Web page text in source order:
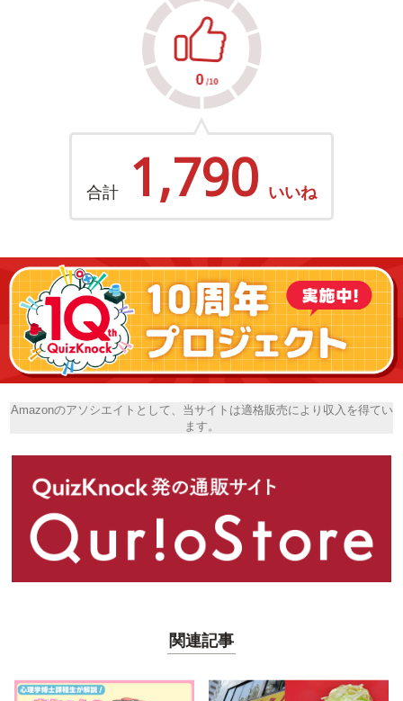
合計 1,790 いいね
Amazonのアソシエイトとして、当サイトは適格販売により収入を得てい
ます。
関連記事